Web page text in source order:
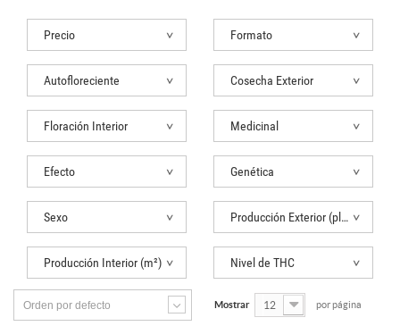
Precio Formato
Autofloreciente Cosecha Exterior
Floración Interior Medicinal
Efecto Genética
Sexo Producción Exterior (planta)
Producción Interior (m²) Nivel de THC
Orden por defecto Mostrar 12 por página